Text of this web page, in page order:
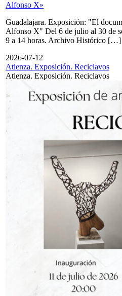
Alfonso X»
Guadalajara. Exposición: "El
Alfonso X" Del 6 de julio al 30 de
9 a 14 horas. Archivo Histórico […]
2026-07-12
Atienza. Exposición. Reciclavos
Atienza. Exposición. Reciclavos